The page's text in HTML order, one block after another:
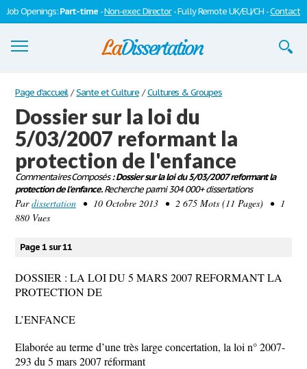
Job Openings:Part-time -Non-exec Director- Fully Remote UK/EU/CH -Contact
Dissertations
S'inscrire
Se connecter
Contactez-nous
Page d'accueil / Sante et Culture / Cultures & Groupes
Dossier sur la loi du
5/03/2007 reformant la
protection de l'enfance
Commentaires Composés: Dossier sur la loi du 5/03/2007 reformant la
protection de l'enfance.Recherche parmi 304 000+ dissertations
Pardissertation • 10 Octobre 2013 • 2 675 Mots (11 Pages) • 1
880 Vues
Page 1 sur 11
DOSSIER : LA LOI DU 5 MARS 2007 REFORMANT LA
PROTECTION DE
L’ENFANCE
Elaborée au terme d’une très large concertation, la loi n° 2007-
293 du 5 mars 2007 réformant